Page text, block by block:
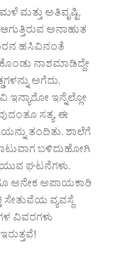
ಮತ್ತು ಅತಿವೃಷ್ಟಿ.
ಅನಾಹುತ
ಹಸಿವಿನಂತೆ
ನಾಶಮಾಡಿದ್ದೇ
ಅಗೆದು,
ಇನ್ನೆಲ್ಲೋ
ಸತ್ಯ. ಈ
ತಂದಿತು. ಶಾಲೆಗೆ
ಬಳಿದುಹೋಗಿ
ಘಟನೆಗಳು.
ಅನೇಕ ಅಪಾಯಕಾರಿ
ಸೇತುವೆಯ ವ್ಯವಸ್ಥೆ
ವಿವರಗಳು